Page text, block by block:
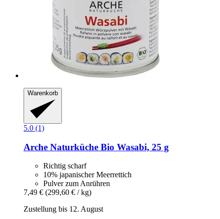
Warenkorb
5.0 (1)
Arche Naturküche Bio Wasabi, 25 g
Richtig scharf
10% japanischer Meerrettich
Pulver zum Anrühren
7,49 € (299,60 € / kg)
Zustellung bis 12. August